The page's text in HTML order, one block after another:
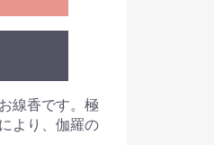
線香です。極
より、伽羅の